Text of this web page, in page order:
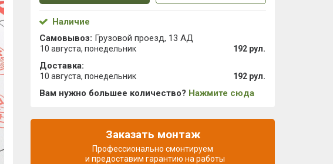
Наличие
Самовывоз: Грузовой проезд, 13 АД
10 августа, понедельник 192 рул.
Доставка:
10 августа, понедельник 192 рул.
Вам нужно большее количество? Нажмите сюда
Заказать монтаж
Профессионально смонтируем
и предоставим гарантию на работы